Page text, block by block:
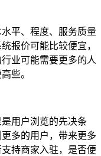
平、程度、服务质量
报价可能比较便宜，
业可能需要更多的人
些。
用户浏览的先决条
多的用户，带来更多
持商家入驻，是否便